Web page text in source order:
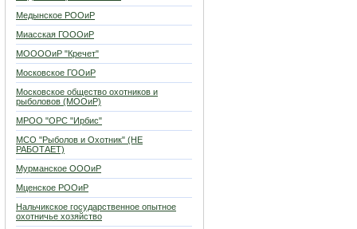
Медынское РООиР
Миасская ГОООиР
МООООиР "Кречет"
Московское ГООиР
Московское общество охотников и
рыболовов (МООиР)
МРОО "ОРС "Ирбис"
МСО "Рыболов и Охотник" (НЕ
РАБОТАЕТ)
Мурманское ОООиР
Мценское РООиР
Нальчикское государственное опытное
охотничье хозяйство